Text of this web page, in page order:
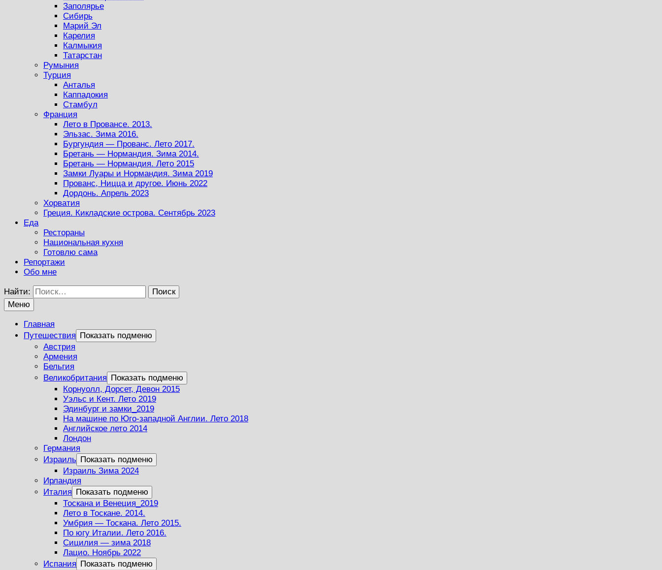
Заполярье
Сибирь
Марий Эл
Карелия
Калмыкия
Татарстан
Румыния
Турция
Анталья
Каппадокия
Стамбул
Франция
Лето в Провансе. 2013.
Эльзас. Зима 2016.
Бургундия — Прованс. Лето 2017.
Бретань — Нормандия. Зима 2014.
Бретань — Нормандия. Лето 2015
Замки Луары и Нормандия. Зима 2019
Прованс, Ницца и другое. Июнь 2022
Дордонь. Апрель 2023
Хорватия
Греция. Кикладские острова. Сентябрь 2023
Еда
Рестораны
Национальная кухня
Готовлю сама
Репортажи
Обо мне
Найти:
Меню
Главная
Путешествия Показать подменю
Австрия
Армения
Бельгия
Великобритания Показать подменю
Корнуолл, Дорсет, Девон 2015
Уэльс и Кент. Лето 2019
Эдинбург и замки_2019
На машине по Юго-западной Англии. Лето 2018
Английское лето 2014
Лондон
Германия
Израиль Показать подменю
Израиль Зима 2024
Ирландия
Италия Показать подменю
Тоскана и Венеция_2019
Лето в Тоскане. 2014.
Умбрия — Тоскана. Лето 2015.
По югу Италии. Лето 2016.
Сицилия — зима 2018
Лацио. Ноябрь 2022
Испания Показать подменю